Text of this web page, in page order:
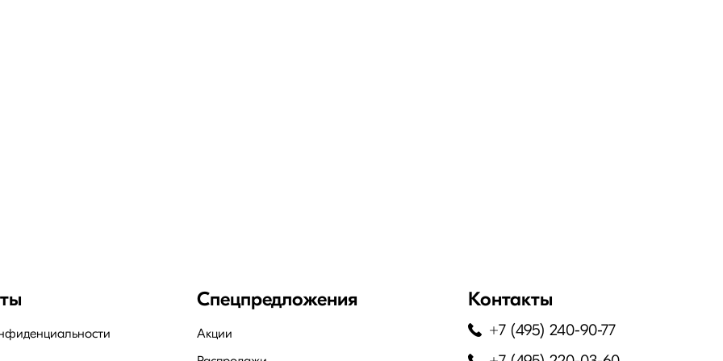
дома: «Слоник», «Жук», «Обезьянка» и др. В теплое время года допустимо их использование
и экологичного пластика, имеет яркий разноцветный дизайн и станет отличным подарком для
но выдерживают только 80 кг.
уличные модели цементируются, поэтому выдержат порывы ветра, сильное раскачивание.
основание и продуманные пропорции, поэтому их опрокидывание тоже исключено.
подвешиваются сидения.
напрямую от производителей, поэтому предлагаем приемлемые цены.
телефону или в один клик на сайте. По вопросам подбора конструкции, особенностей их
сделать правильный выбор.
Спецпредложения
Акции
Контакты
+7 (495) 240-90-77